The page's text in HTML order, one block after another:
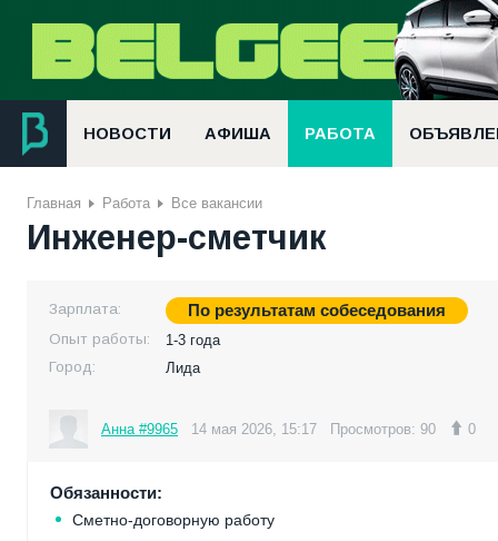
НОВОСТИ АФИША РАБОТА
Главная Работа Все вакансии
Инженер-сметчик
Зарплата: По результатам собеседования
Опыт работы:
1-3 года
Город:
Лида
Анна #9965 14 мая 2026, 15:17 Просмотров: 90 0
Обязанности:
Сметно-договорную работу